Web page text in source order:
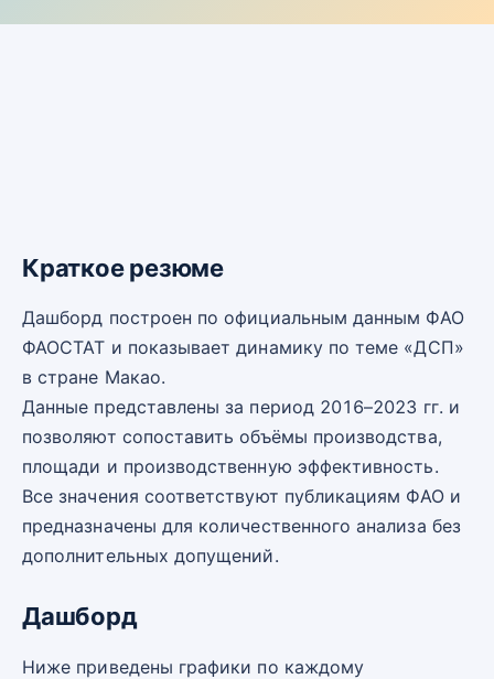
Краткое резюме
Дашборд построен по официальным данным ФАО
ФАОСТАТ и показывает динамику по теме «ДСП»
в стране Макао.
Данные представлены за период 2016–2023 гг. и
позволяют сопоставить объёмы производства,
площади и производственную эффективность.
Все значения соответствуют публикациям ФАО и
предназначены для количественного анализа без
дополнительных допущений.
Дашборд
Ниже приведены графики по каждому